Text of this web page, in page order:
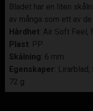
Bladet har en liten
av många som ett av
Hårdhet: Air Soft Feel,
Plast: PP
Skålning: 6 mm
Egenskaper:
72 g